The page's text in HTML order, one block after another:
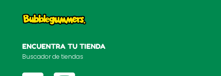
ENCUENTRA TU TIENDA
Buscador de tiendas